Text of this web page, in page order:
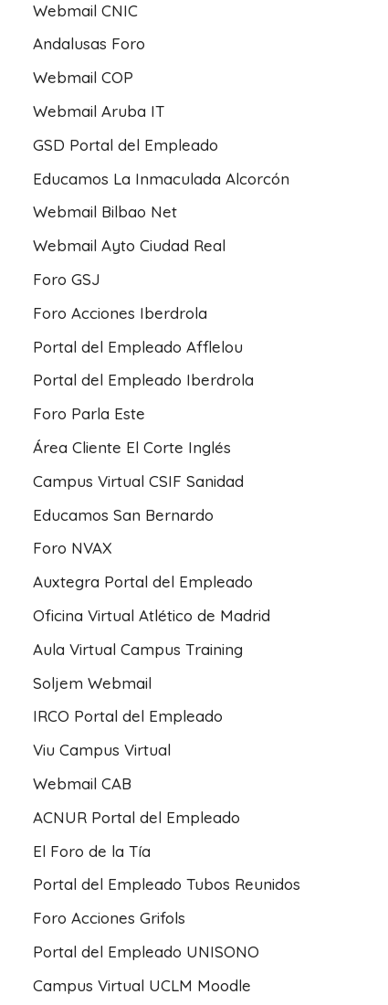
Ayuntamiento de Marbella: Un
recurso esencial para los
trabajadores municipales
Por Clara Domingo
Webmail CNIC
Andalusas Foro
Webmail COP
Webmail Aruba IT
GSD Portal del Empleado
Educamos La Inmaculada Alcorcón
Webmail Bilbao Net
Webmail Ayto Ciudad Real
Foro GSJ
Foro Acciones Iberdrola
Portal del Empleado Afflelou
Portal del Empleado Iberdrola
Foro Parla Este
Área Cliente El Corte Inglés
Campus Virtual CSIF Sanidad
Educamos San Bernardo
Foro NVAX
Auxtegra Portal del Empleado
Oficina Virtual Atlético de Madrid
Aula Virtual Campus Training
Soljem Webmail
IRCO Portal del Empleado
Viu Campus Virtual
Webmail CAB
ACNUR Portal del Empleado
El Foro de la Tía
Portal del Empleado Tubos Reunidos
Foro Acciones Grifols
Portal del Empleado UNISONO
Campus Virtual UCLM Moodle